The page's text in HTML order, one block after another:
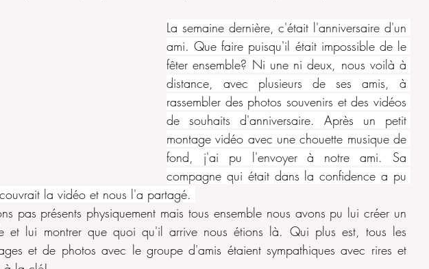
La semaine dernière, c'était l'anniversaire d'un
ami. Que faire puisqu'il était impossible de le
fêter ensemble? Ni une ni deux, nous voilà à
distance, avec plusieurs de ses amis, à
rassembler des photos souvenirs et des vidéos
de souhaits d'anniversaire. Après un petit
montage vidéo avec une chouette musique de
fond, j'ai pu l'envoyer à notre ami. Sa
compagne qui était dans la confidence a pu
la vidéo et nous l'a partagé.
pas présents physiquement mais tous ensemble nous avons pu lui créer un
et lui montrer que quoi qu'il arrive nous étions là. Qui plus est, tous les
et de photos avec le groupe d'amis étaient sympathiques avec rires et